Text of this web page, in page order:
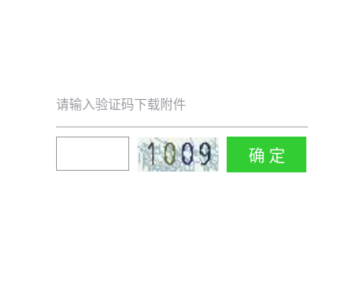
请输入验证码下载附件